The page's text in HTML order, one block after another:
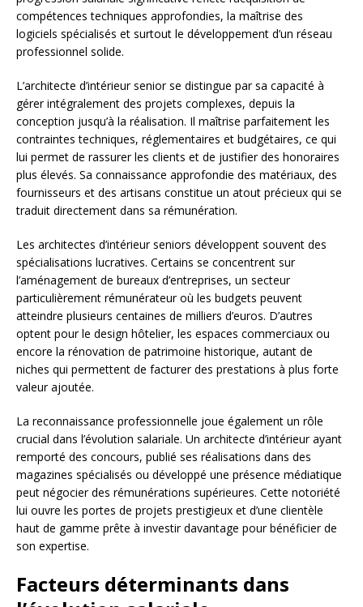
compétences techniques approfondies, la maîtrise des
logiciels spécialisés et surtout le développement d’un réseau
professionnel solide.
L’architecte d’intérieur senior se distingue par sa capacité à
gérer intégralement des projets complexes, depuis la
conception jusqu’à la réalisation. Il maîtrise parfaitement les
contraintes techniques, réglementaires et budgétaires, ce qui
lui permet de rassurer les clients et de justifier des honoraires
plus élevés. Sa connaissance approfondie des matériaux, des
fournisseurs et des artisans constitue un atout précieux qui se
traduit directement dans sa rémunération.
Les architectes d’intérieur seniors développent souvent des
spécialisations lucratives. Certains se concentrent sur
l’aménagement de bureaux d’entreprises, un secteur
particulièrement rémunérateur où les budgets peuvent
atteindre plusieurs centaines de milliers d’euros. D’autres
optent pour le design hôtelier, les espaces commerciaux ou
encore la rénovation de patrimoine historique, autant de
niches qui permettent de facturer des prestations à plus forte
valeur ajoutée.
La reconnaissance professionnelle joue également un rôle
crucial dans l’évolution salariale. Un architecte d’intérieur ayant
remporté des concours, publié ses réalisations dans des
magazines spécialisés ou développé une présence médiatique
peut négocier des rémunérations supérieures. Cette notoriété
lui ouvre les portes de projets prestigieux et d’une clientèle
haut de gamme prête à investir davantage pour bénéficier de
son expertise.
Facteurs déterminants dans